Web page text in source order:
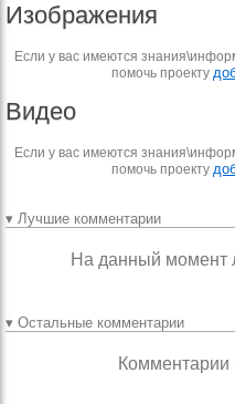
Изображения
Если у вас имеются
помочь проекту
Видео
Если у вас имеются
помочь проекту
▾ Лучшие комментарии
На данный момент
▾ Остальные комментарии
Комментарии